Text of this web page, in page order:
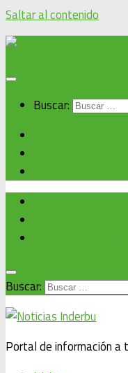
Saltar al contenido
Buscar:
Buscar:
Portal de información a